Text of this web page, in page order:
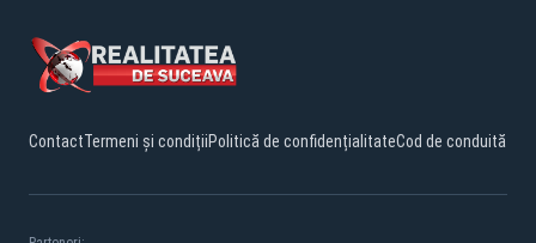
ContactTermeni și condițiiPolitică de confidențialitateCod de conduită